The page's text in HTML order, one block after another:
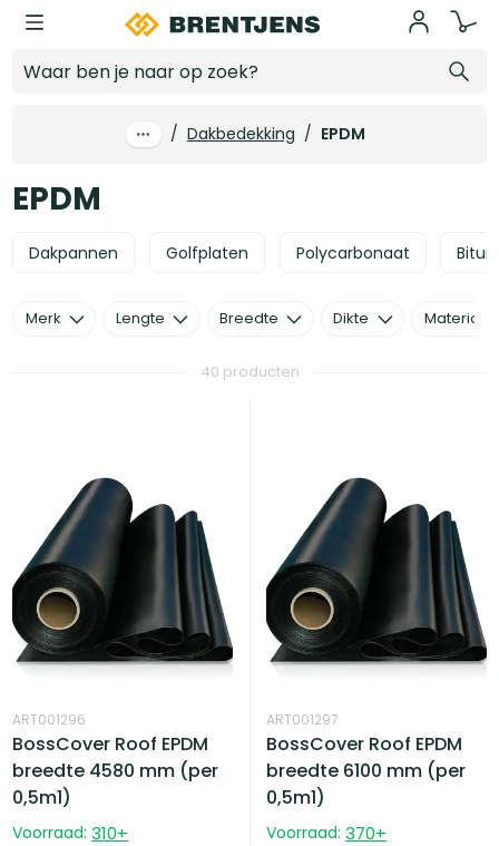
Ga naar hoofdinhoud
/ Dakbedekking / EPDM
EPDM
Dakpannen Golfplaten Polycarbonaat
40 producten
ART001296
BossCover Roof EPDM
breedte 4580 mm (per
0,5m1)
Voorraad: 310+
ART001297
BossCover Roof EPDM
breedte 6100 mm (per
0,5m1)
Voorraad: 370+
Merk Lengte Breedte Dikte Materiaal